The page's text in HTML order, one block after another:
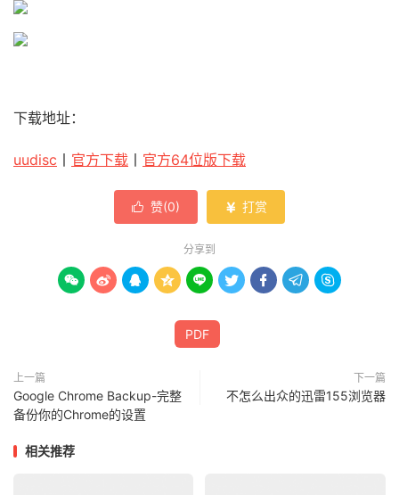
下载地址：
uudisc 官方下载 官方64位版下载
 赞(0)  打赏
分享到
        
PDF
上一篇
Google Chrome Backup-完整
备份你的Chrome的设置
下一篇
不怎么出众的迅雷155浏览器
相关推荐